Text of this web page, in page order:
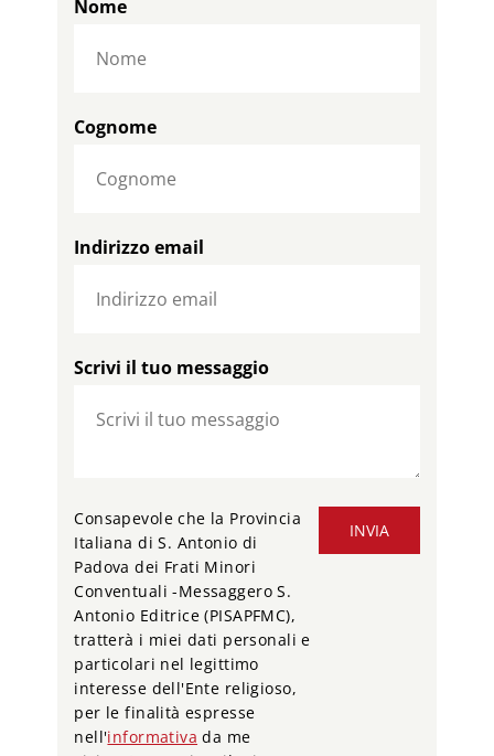
Nome
Cognome
Indirizzo email
Scrivi il tuo messaggio
INVIA
Consapevole che la Provincia
Italiana di S. Antonio di
Padova dei Frati Minori
Conventuali -Messaggero S.
Antonio Editrice (PISAPFMC),
tratterà i miei dati personali e
particolari nel legittimo
interesse dell'Ente religioso,
per le finalità espresse
nell'informativa da me